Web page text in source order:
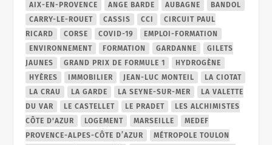
AIX-EN-PROVENCE ANGE BARDE AUBAGNE
BANDOL
CARRY-LE-ROUET
CASSIS CCI
CIRCUIT PAUL
RICARD
CORSE COVID-19
EMPLOI-FORMATION
ENVIRONNEMENT
FORMATION GARDANNE
GILETS
JAUNES
GRAND PRIX DE FORMULE 1
HYDROGÈNE
HYÈRES
IMMOBILIER JEAN-LUC MONTEIL
LA CIOTAT
LA CRAU
LA GARDE LA SEYNE-SUR-MER
LA VALETTE
DU VAR
LE CASTELLET LE PRADET
LES ALCHIMISTES
CÔTE D'AZUR
LOGEMENT MARSEILLE
MEDEF
PROVENCE-ALPES-CÔTE D’AZUR
MÉTROPOLE TOULON